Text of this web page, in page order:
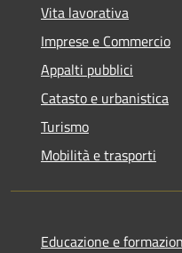
Vita lavorativa
Imprese e Commercio
Appalti pubblici
Catasto e urbanistica
Turismo
Mobilità e trasporti
Educazione e